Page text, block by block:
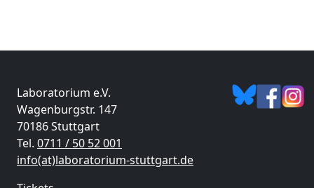
Laboratorium e.V.
Wagenburgstr. 147
70186 Stuttgart
Tel. 0711 / 50 52 001
info(at)laboratorium-stuttgart.de